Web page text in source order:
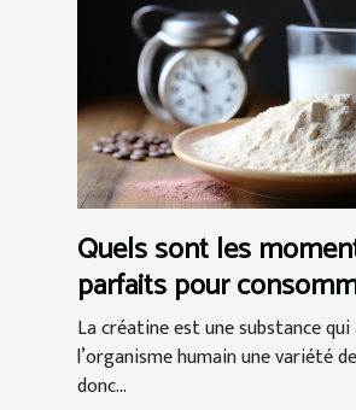
Quels sont les
parfaits pour
créatine ?
La créatine est une substance
l’organisme humain une variété
donc...